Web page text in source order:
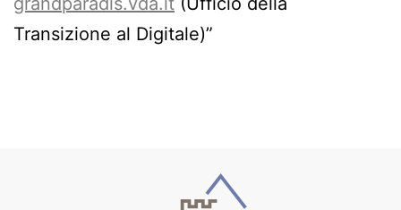
Transizione al Digitale)”